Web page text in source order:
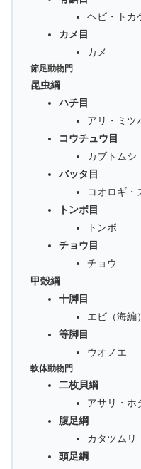
ヘビ・トカ
カメ目
カメ
節足動物門
昆虫綱
ハチ目
アリ・ミツ
コウチュウ目
カブトムシ
バッタ目
コオロギ・
トンボ目
トンボ
チョウ目
チョウ
甲殻綱
十脚目
エビ（海編
等脚目
ウオノエ
軟体動物門
二枚貝綱
アサリ・ホ
腹足綱
カタツムリ
頭足綱